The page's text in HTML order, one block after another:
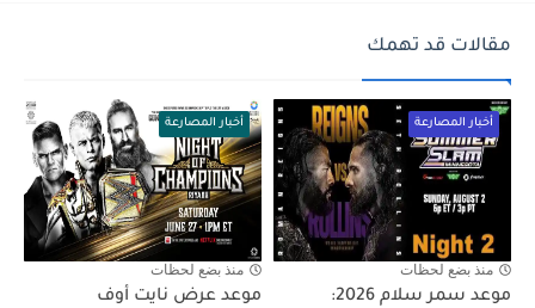
مقالات قد تهمك
أخبار المصارعة
منذ بضع لحظات
موعد سمر سلام 2026:
أخبار المصارعة
منذ بضع لحظات
موعد عرض نايت أوف